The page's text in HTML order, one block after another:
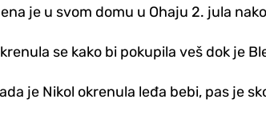
je u svom domu u Ohaju 2. jula
se kako bi pokupila veš dok je
je Nikol okrenula leđa bebi, pas je